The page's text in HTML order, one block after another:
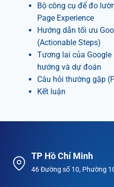
Bộ công cụ để đo
Page Experience
Hướng dẫn tối ưu
(Actionable Steps)
Tương lai của Google
hướng và dự đoán
Câu hỏi thường gặp
Kết luận
TP Hồ Chí Minh
46 Đường số 10, Phường